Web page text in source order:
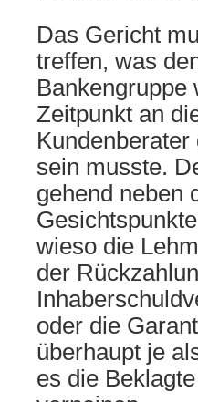
Das Gericht
treffen, was
Bankengruppe
Zeitpunkt an
sein musste.
gehend neben
wieso die
der
oder die
überhaupt je
es die